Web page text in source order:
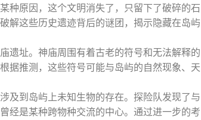
种原因，这个文明消失了，只留下了破碎的石
解这些历史遗迹背后的谜团，揭示隐藏在岛屿
遗址。神庙周围有着古老的符号和无法解释的
据推测，这些符号可能与岛屿的自然现象、天
及到岛屿上未知生物的存在。探险队发现了与
经是某种跨物种交流的中心。通过进一步的考